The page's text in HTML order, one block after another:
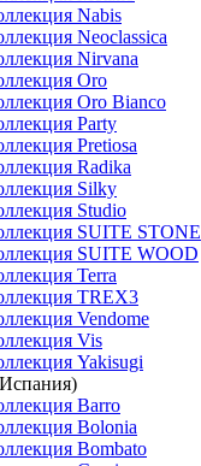
Nabis
Neoclassica
Nirvana
Oro
Oro Bianco
Party
Pretiosa
Radika
Silky
Studio
SUITE STONE
SUITE WOOD
Terra
TREX3
Vendome
Vis
Yakisugi
Barro
Bolonia
Bombato